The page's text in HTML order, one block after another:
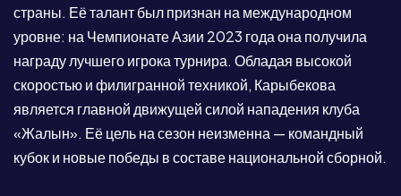
страны. Её талант был признан на международном
уровне: на Чемпионате Азии 2023 года она получила
награду лучшего игрока турнира. Обладая высокой
скоростью и филигранной техникой, Карыбекова
является главной движущей силой нападения клуба
«Жалын». Её цель на сезон неизменна — командный
кубок и новые победы в составе национальной сборной.